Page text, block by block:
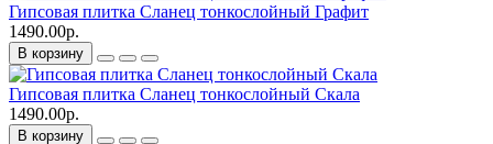
Гипсовая плитка Сланец тонкослойный Графит
1490.00р.
В корзину
Гипсовая плитка Сланец тонкослойный Скала
1490.00р.
В корзину